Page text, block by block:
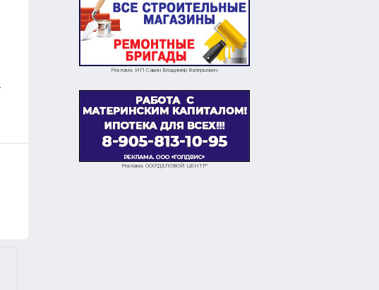
Реклама. ИП Савин Владимир Валерьевич
Реклама. ООО"ДЕЛОВОЙ ЦЕНТР"